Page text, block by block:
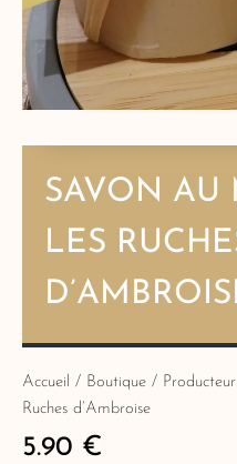
SAVON AU
LES
Accueil / Boutique /
Ruches d’Ambroise
5.90 €